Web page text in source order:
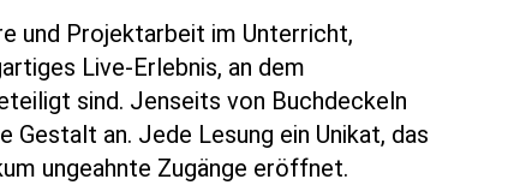
und Projektarbeit im Unterricht,
Live-Erlebnis, an dem
sind. Jenseits von Buchdeckeln
Gestalt an. Jede Lesung ein Unikat, das
ungeahnte Zugänge eröffnet.